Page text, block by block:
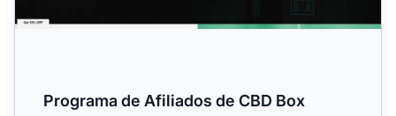
Programa de Afiliados de CBD Box